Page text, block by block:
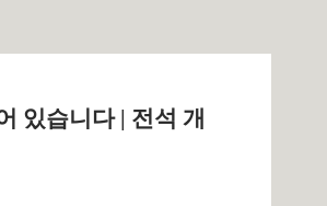
있습니다 | 전석 개